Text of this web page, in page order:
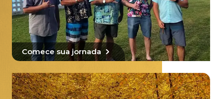
Comece sua jornada